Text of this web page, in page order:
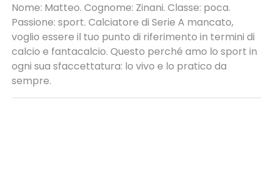
Nome: Matteo. Cognome: Zinani. Classe: poca.
Passione: sport. Calciatore di Serie A mancato,
voglio essere il tuo punto di riferimento in termini di
calcio e fantacalcio. Questo perché amo lo sport in
ogni sua sfaccettatura: lo vivo e lo pratico da
sempre.